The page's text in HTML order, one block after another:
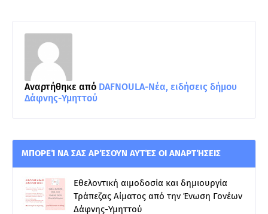
Αναρτήθηκε από DAFNOULA-Νέα, ειδήσεις δήμου
Δάφνης-Υμηττού
ΜΠΟΡΕΊ ΝΑ ΣΑΣ ΑΡΈΣΟΥΝ ΑΥΤΈΣ ΟΙ ΑΝΑΡΤΉΣΕΙΣ
Εθελοντική αιμοδοσία και δημιουργία
Τράπεζας Αίματος από την Ένωση Γονέων
Δάφνης-Υμηττού